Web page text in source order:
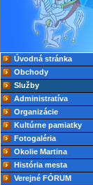
Úvodná stránka
Obchody
Služby
Administratíva
Organizácie
Kultúrne pamiatky
Fotogaléria
Okolie Martina
História mesta
Verejné FÓRUM